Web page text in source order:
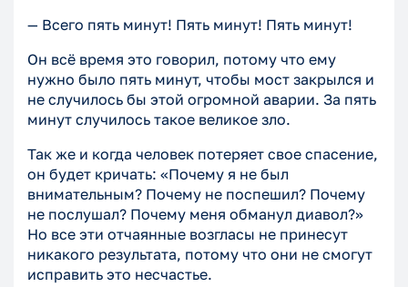
— Всего пять минут! Пять минут! Пять минут!
Он всё время это говорил, потому что ему
нужно было пять минут, чтобы мост закрылся и
не случилось бы этой огромной аварии. За пять
минут случилось такое великое зло.
Так же и когда человек потеряет свое спасение,
он будет кричать: «Почему я не был
внимательным? Почему не поспешил? Почему
не послушал? Почему меня обманул диавол?»
Но все эти отчаянные возгласы не принесут
никакого результата, потому что они не смогут
исправить это несчастье.